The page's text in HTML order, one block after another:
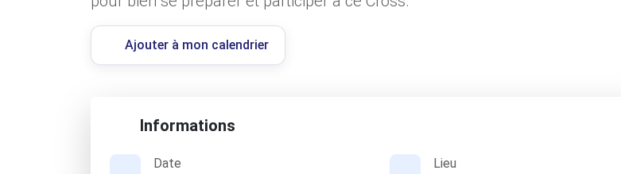
Ajouter à mon calendrier
Informations
Date Lieu